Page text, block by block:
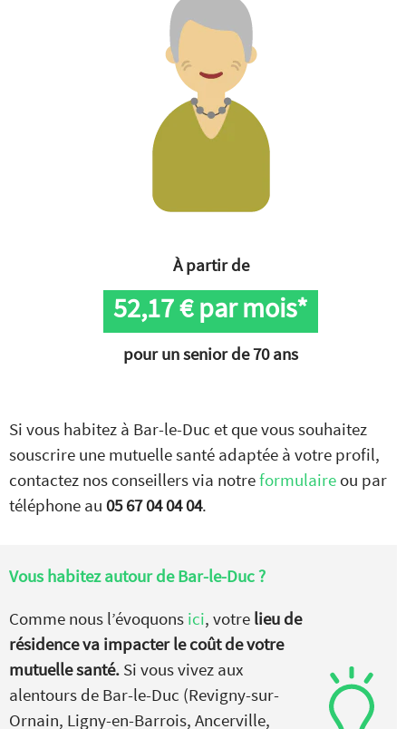
À partir de
52,17€ par mois*
pour un senior de 70 ans
Si vous habitez à Bar-le-Duc et que vous souhaitez
souscrire une mutuelle santé adaptée à votre profil,
contactez nos conseillers via notreformulaire ou par
téléphone au 05 67 04 04 04.
Vous habitez autour deBar-le-Duc ?
Comme nous l’évoquons ici, votre lieu de
résidence va impacter le coût de votre
mutuelle santé. Si vous vivez aux
alentours de Bar-le-Duc (Revigny-sur-
Ornain, Ligny-en-Barrois, Ancerville,